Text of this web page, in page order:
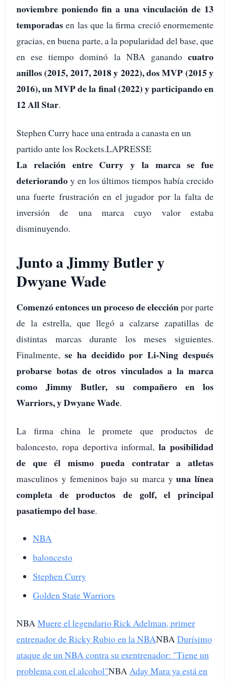
noviembre poniendo fin a una vinculación de 13
temporadas en las que la firma creció enormemente
gracias, en buena parte, a la popularidad del base, que
en ese tiempo dominó la NBA ganando cuatro
anillos (2015, 2017, 2018 y 2022), dos MVP (2015 y
2016), un MVP de la final (2022) y participando en
12 All Star.
Stephen Curry hace una entrada a canasta en un
partido ante los Rockets.LAPRESSE
La relación entre Curry y la marca se fue
deteriorando y en los últimos tiempos había crecido
una fuerte frustración en el jugador por la falta de
inversión de una marca cuyo valor estaba
disminuyendo.
Junto a Jimmy Butler y
Dwyane Wade
Comenzó entonces un proceso de elecciónpor parte
de la estrella, que llegó a calzarse zapatillas de
distintas marcas durante los meses siguientes.
Finalmente, se ha decidido por Li-Ning después
probarse botas de otros vinculados a la marca
como Jimmy Butler, su compañero en los
Warriors, y Dwyane Wade.
La firma china le promete que productos de
baloncesto, ropa deportiva informal,la posibilidad
de que él mismo pueda contratar a atletas
masculinos y femeninos bajo su marca yuna línea
completa de productos de golf, el principal
pasatiempo del base.
NBA
baloncesto
Stephen Curry
Golden State Warriors
NBAMuere el legendario Rick Adelman, primer
entrenador de Ricky Rubio en la NBANBADurísimo
ataque de un NBA contra su exentrenador: "Tiene un
problema con el alcohol"NBAAday Mara ya está en